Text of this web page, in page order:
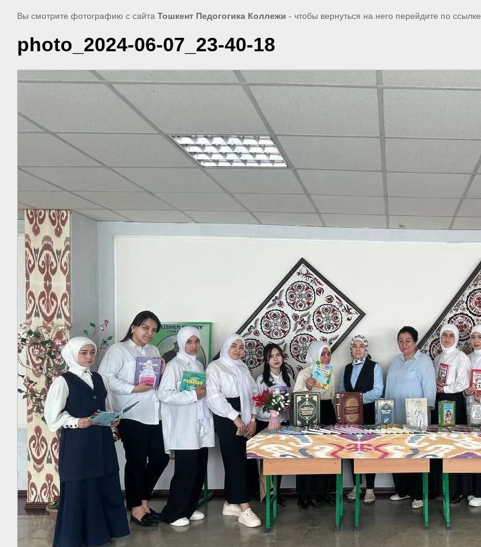
Вы смотрите фотографию с сайта Тошкент Педогогика Коллежи - чтобы вернуться на него перейдите по ссылке
photo_2024-06-07_23-40-18